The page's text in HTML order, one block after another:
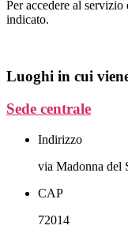
Per accedere al
indicato.
Luoghi in cui
Sede centrale
Indirizzo
via Madonna del
CAP
72014